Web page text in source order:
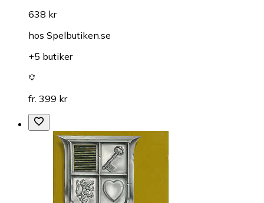
638 kr
hos Spelbutiken.se
+5 butiker
fr. 399 kr